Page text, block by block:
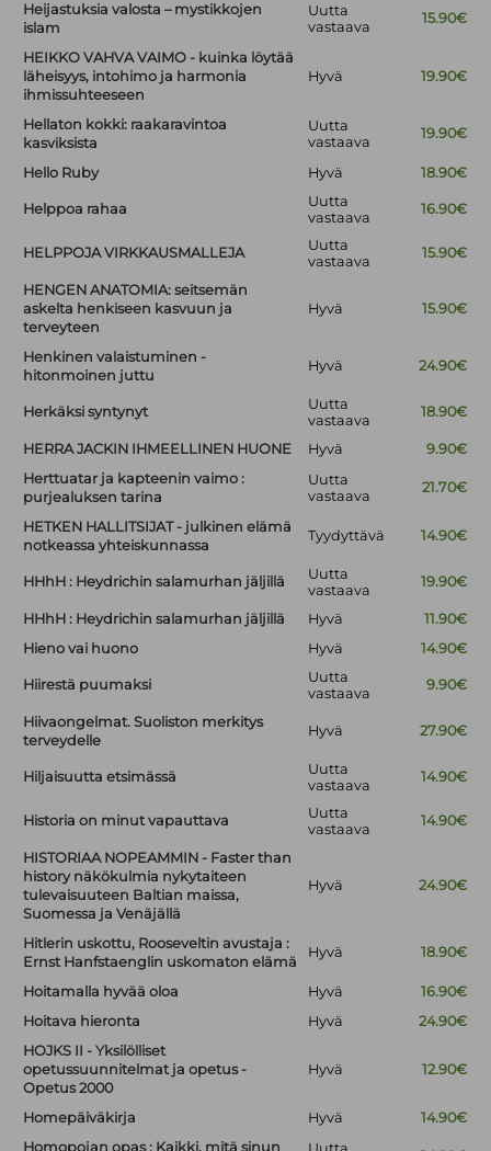
Heijastuksia valosta – mystikkojen
islam
Uutta
vastaava
15.90€
HEIKKO VAHVA VAIMO - kuinka löytää
läheisyys, intohimo ja harmonia
ihmissuhteeseen
Hyvä 19.90€
Hellaton kokki: raakaravintoa
kasviksista
Uutta
vastaava
19.90€
Hello Ruby Hyvä 18.90€
Helppoa rahaa
Uutta
vastaava
16.90€
HELPPOJA VIRKKAUSMALLEJA
Uutta
vastaava
15.90€
HENGEN ANATOMIA: seitsemän
askelta henkiseen kasvuun ja
terveyteen
Hyvä 15.90€
Henkinen valaistuminen -
hitonmoinen juttu
Hyvä 24.90€
Herkäksi syntynyt
Uutta
vastaava
18.90€
HERRA JACKIN IHMEELLINEN HUONE Hyvä
9.90€
Herttuatar ja kapteenin vaimo :
purjealuksen tarina
Uutta
vastaava
21.70€
HETKEN HALLITSIJAT - julkinen elämä
notkeassa yhteiskunnassa
Tyydyttävä 14.90€
HHhH : Heydrichin salamurhan jäljillä
Uutta
vastaava
19.90€
HHhH : Heydrichin salamurhan jäljillä Hyvä
11.90€
Hieno vai huono
Hyvä 14.90€
Hiirestä puumaksi
Uutta
vastaava
9.90€
Hiivaongelmat. Suoliston merkitys
terveydelle
Hyvä 27.90€
Hiljaisuutta etsimässä
Uutta
vastaava
14.90€
Historia on minut vapauttava
Uutta
vastaava
14.90€
HISTORIAA NOPEAMMIN - Faster than
history näkökulmia nykytaiteen
tulevaisuuteen Baltian maissa,
Suomessa ja Venäjällä
Hyvä 24.90€
Hitlerin uskottu, Rooseveltin avustaja :
Ernst Hanfstaenglin uskomaton elämä
Hyvä 18.90€
Hoitamalla hyvää oloa Hyvä
16.90€
Hoitava hieronta
Hyvä
24.90€
HOJKS II - Yksilölliset
opetussuunnitelmat ja opetus -
Opetus 2000
Hyvä 12.90€
Homepäiväkirja Hyvä
14.90€
Homopojan opas : Kaikki, mitä sinun